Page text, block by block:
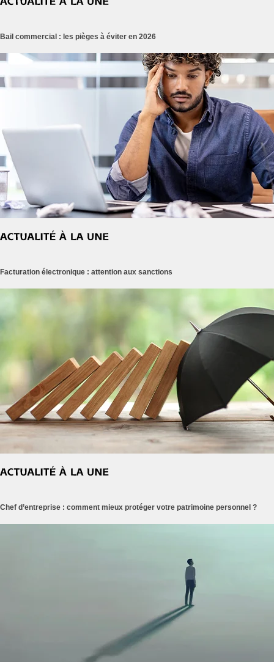
Bail commercial : les pièges à éviter en 2026
Facturation électronique : attention aux sanctions
Chef d’entreprise : comment mieux protéger votre patrimoine personnel ?